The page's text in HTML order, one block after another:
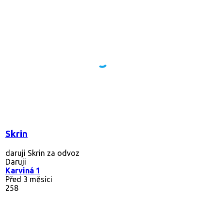
Skrin
daruji Skrin za odvoz
Daruji
Karviná 1
Před 3 měsíci
258